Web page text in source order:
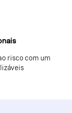
risco com um